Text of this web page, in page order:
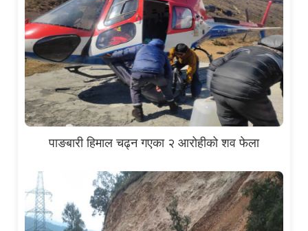
पाङबारी हिमाल चढ्न गएका २ आरोहीको शव फेला